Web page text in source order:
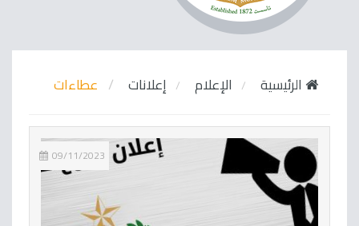
الرئيسية الإعلام إعلانات عطاءات
09/11/2023